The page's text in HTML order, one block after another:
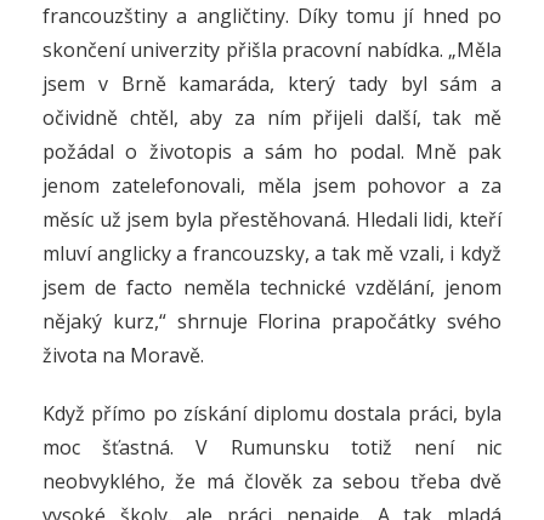
francouzštiny a angličtiny. Díky tomu jí hned po
skončení univerzity přišla pracovní nabídka. „Měla
jsem v Brně kamaráda, který tady byl sám a
očividně chtěl, aby za ním přijeli další, tak mě
požádal o životopis a sám ho podal. Mně pak
jenom zatelefonovali, měla jsem pohovor a za
měsíc už jsem byla přestěhovaná. Hledali lidi, kteří
mluví anglicky a francouzsky, a tak mě vzali, i když
jsem de facto neměla technické vzdělání, jenom
nějaký kurz,“ shrnuje Florina prapočátky svého
života na Moravě.
Když přímo po získání diplomu dostala práci, byla
moc šťastná. V Rumunsku totiž není nic
neobvyklého, že má člověk za sebou třeba dvě